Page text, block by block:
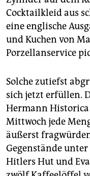
genossenschaft
epaper login
Cocktailkleid aus
eine englische
und Kuchen von
Porzellanservice
Solche zutiefst
sich jetzt erfüllen.
Hermann
Mittwoch jede
äußerst
Gegenstände
Hitlers Hut und